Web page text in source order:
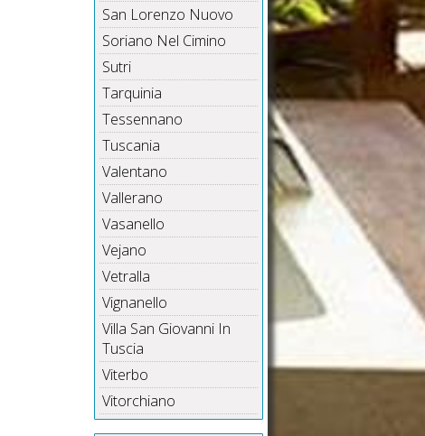
San Lorenzo Nuovo
Soriano Nel Cimino
Sutri
Tarquinia
Tessennano
Tuscania
Valentano
Vallerano
Vasanello
Vejano
Vetralla
Vignanello
Villa San Giovanni In
Tuscia
Viterbo
Vitorchiano